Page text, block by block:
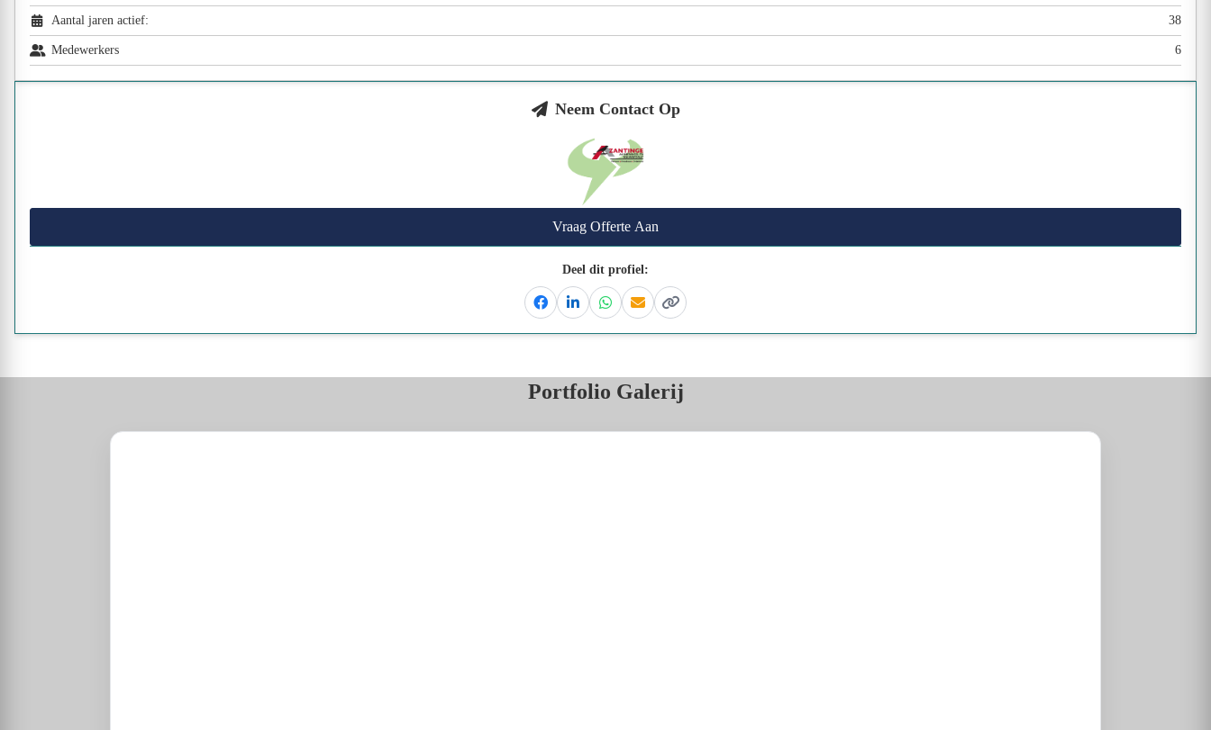
Aantal jaren actief: 38
Medewerkers 6
Neem Contact Op
Vraag Offerte Aan
Deel dit profiel:
FacebookLinkedinWhatsapp
EmailKopieer link
Portfolio Galerij